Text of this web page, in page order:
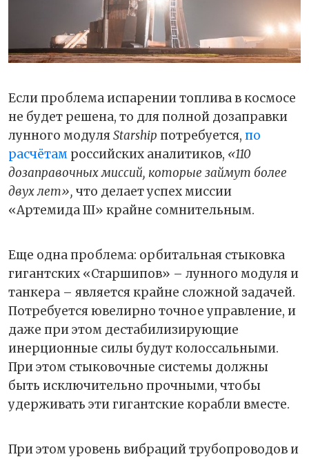
Если проблема испарении топлива в космосе
не будет решена, то для полной дозаправки
лунного модуляStarship потребуется, по
расчётам российских аналитиков, «110
дозаправочных миссий, которые займут более
двух лет», что делает успех миссии
«Артемида III» крайне сомнительным.
Еще одна проблема: орбитальная стыковка
гигантских «Старшипов» – лунного модуля и
танкера – является крайне сложной задачей.
Потребуется ювелирно точное управление, и
даже при этом дестабилизирующие
инерционные силы будут колоссальными.
При этом стыковочные системы должны
быть исключительно прочными, чтобы
удерживать эти гигантские корабли вместе.
При этом уровень вибраций трубопроводов и